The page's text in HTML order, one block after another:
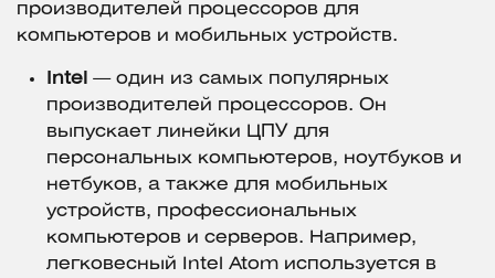
производителей процессоров для
компьютеров и мобильных устройств.
Intel — один из самых популярных
производителей процессоров. Он
выпускает линейки ЦПУ для
персональных компьютеров, ноутбуков и
нетбуков, а также для мобильных
устройств, профессиональных
компьютеров и серверов. Например,
легковесный Intel Atom используется в